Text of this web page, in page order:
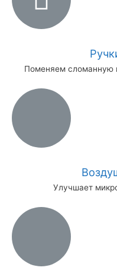
Поменяем сломанную
Улучшает